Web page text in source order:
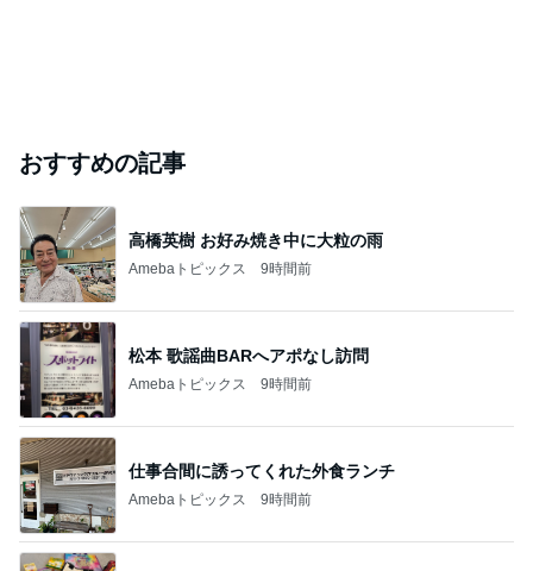
おすすめの記事
高橋英樹 お好み焼き中に大粒の雨
Amebaトピックス 9時間前
松本 歌謡曲BARへアポなし訪問
Amebaトピックス 9時間前
仕事合間に誘ってくれた外食ランチ
Amebaトピックス 9時間前